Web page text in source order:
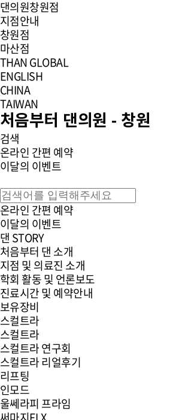
댄의원창원점
지점안내
창원점
마산점
THAN GLOBAL
ENGLISH
CHINA
TAIWAN
처음부터 댄의원 - 창원
검색
온라인 간편 예약
이달의 이벤트
온라인 간편 예약
이달의 이벤트
댄 STORY
처음부터 댄 소개
지점 및 의료진 소개
학회 활동 및 언론보도
진료시간 및 예약안내
보유장비
스컬트라
스컬트라
스컬트라 연구회
스컬트라 리얼후기
리프팅
인모드
울쎄라피 프라임